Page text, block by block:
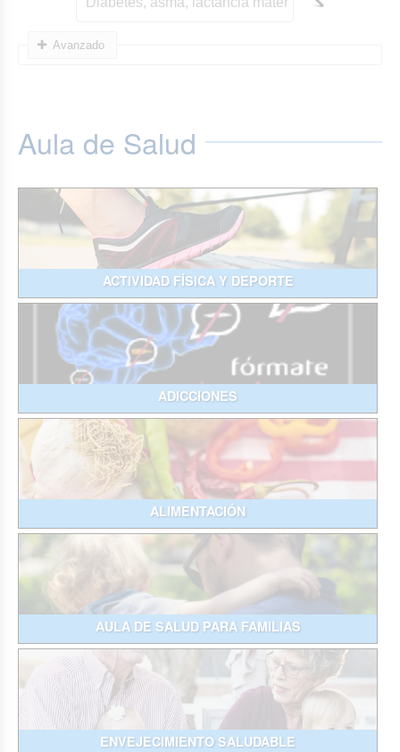
Avanzado
Aula de Salud
ACTIVIDAD FÍSICA Y DEPORTE
ADICCIONES
ALIMENTACIÓN
AULA DE SALUD PARA FAMILIAS
ENVEJECIMIENTO SALUDABLE